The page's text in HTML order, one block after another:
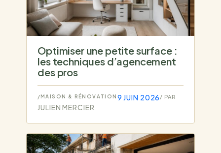
Optimiser une petite surface :
les techniques d’agencement
des pros
/MAISON & RÉNOVATION 9 JUIN 2026/ PAR
JULIEN MERCIER